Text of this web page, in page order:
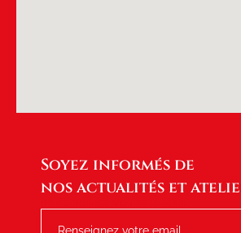
Soyez informés de
nos actualités et